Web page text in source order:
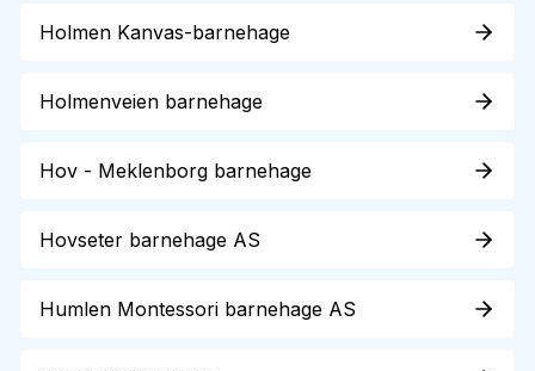
Holmen Kanvas-barnehage
Holmenveien barnehage
Hov - Meklenborg barnehage
Hovseter barnehage AS
Humlen Montessori barnehage AS